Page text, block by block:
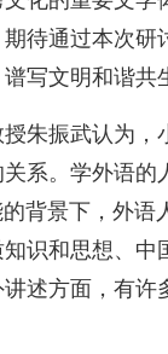
待通过本次研
写文明和谐共
朱振武认为，
系。学外语的
背景下，外语
识和思想、中
述方面，有许